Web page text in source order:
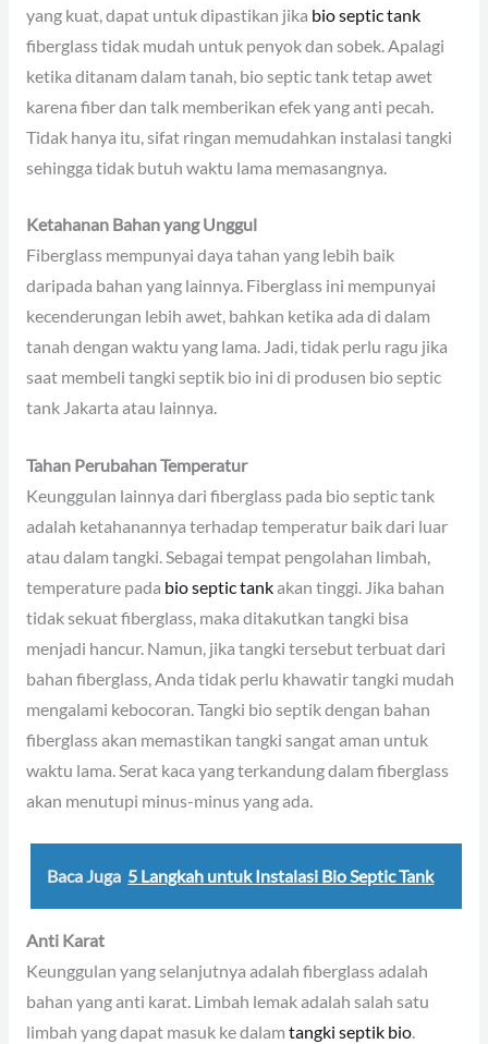
yang kuat, dapat untuk dipastikan jika bio septic tank
fiberglass tidak mudah untuk penyok dan sobek. Apalagi
ketika ditanam dalam tanah, bio septic tank tetap awet
karena fiber dan talk memberikan efek yang anti pecah.
Tidak hanya itu, sifat ringan memudahkan instalasi tangki
sehingga tidak butuh waktu lama memasangnya.
Ketahanan Bahan yang Unggul
Fiberglass mempunyai daya tahan yang lebih baik
daripada bahan yang lainnya. Fiberglass ini mempunyai
kecenderungan lebih awet, bahkan ketika ada di dalam
tanah dengan waktu yang lama. Jadi, tidak perlu ragu jika
saat membeli tangki septik bio ini di produsen bio septic
tank Jakarta atau lainnya.
Tahan Perubahan Temperatur
Keunggulan lainnya dari fiberglass pada bio septic tank
adalah ketahanannya terhadap temperatur baik dari luar
atau dalam tangki. Sebagai tempat pengolahan limbah,
temperature pada bio septic tankakan tinggi. Jika bahan
tidak sekuat fiberglass, maka ditakutkan tangki bisa
menjadi hancur. Namun, jika tangki tersebut terbuat dari
bahan fiberglass, Anda tidak perlu khawatir tangki mudah
mengalami kebocoran. Tangki bio septik dengan bahan
fiberglass akan memastikan tangki sangat aman untuk
waktu lama. Serat kaca yang terkandung dalam fiberglass
akan menutupi minus-minus yang ada.
Baca Juga 5 Langkah untuk Instalasi Bio Septic Tank
Anti Karat
Keunggulan yang selanjutnya adalah fiberglass adalah
bahan yang anti karat. Limbah lemak adalah salah satu
limbah yang dapat masuk ke dalam tangki septik bio.